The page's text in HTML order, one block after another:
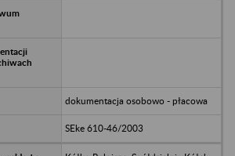
dokumentacja osobowo - płacowa
SEke 610-46/2003